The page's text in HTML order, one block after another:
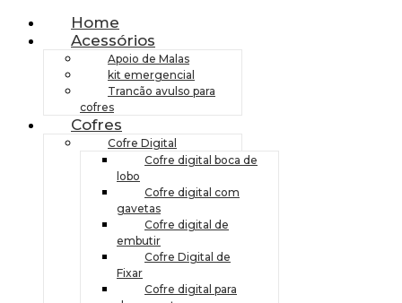
Home
Acessórios
Apoio de Malas
kit emergencial
Trancão avulso para
cofres
Cofres
Cofre Digital
Cofre digital boca de
lobo
Cofre digital com
gavetas
Cofre digital de
embutir
Cofre Digital de
Fixar
Cofre digital para